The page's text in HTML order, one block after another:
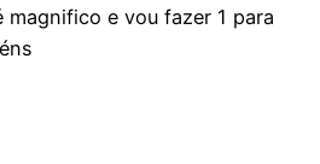
magnifico e vou fazer 1 para